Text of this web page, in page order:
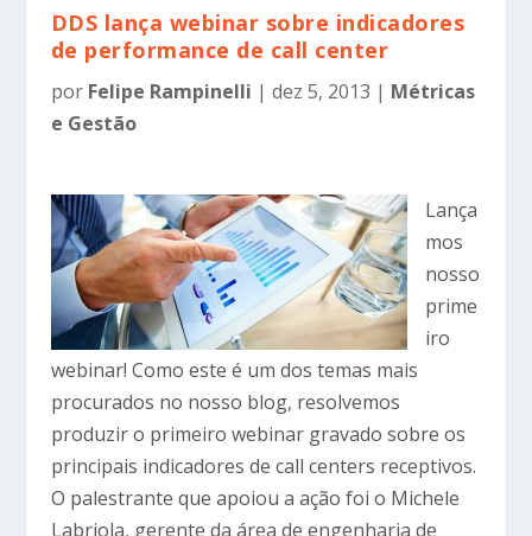
DDS lança webinar sobre indicadores
de performance de call center
por Felipe Rampinelli | dez 5, 2013 | Métricas
e Gestão
Lança
mos
nosso
prime
iro
webinar! Como este é um dos temas mais
procurados no nosso blog, resolvemos
produzir o primeiro webinar gravado sobre os
principais indicadores de call centers receptivos.
O palestrante que apoiou a ação foi o Michele
Labriola, gerente da área de engenharia de